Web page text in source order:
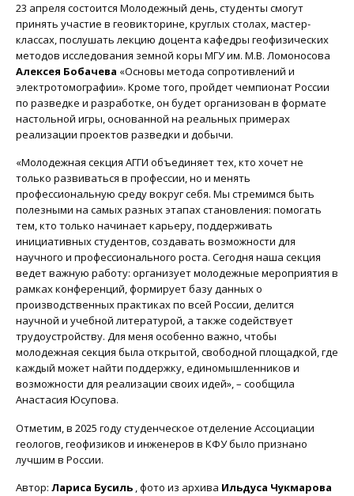
23 апреля состоится Молодежный день, студенты смогут
принять участие в геовикторине, круглых столах, мастер-
классах, послушать лекцию доцента кафедры геофизических
методов исследования земной коры МГУ им. М.В. Ломоносова
Алексея Бобачева «Основы метода сопротивлений и
электротомографии». Кроме того, пройдет чемпионат России
по разведке и разработке, он будет организован в формате
настольной игры, основанной на реальных примерах
реализации проектов разведки и добычи.
«Молодежная секция АГГИ объединяет тех, кто хочет не
только развиваться в профессии, но и менять
профессиональную среду вокруг себя. Мы стремимся быть
полезными на самых разных этапах становления: помогать
тем, кто только начинает карьеру, поддерживать
инициативных студентов, создавать возможности для
научного и профессионального роста. Сегодня наша секция
ведет важную работу: организует молодежные мероприятия в
рамках конференций, формирует базу данных о
производственных практиках по всей России, делится
научной и учебной литературой, а также содействует
трудоустройству. Для меня особенно важно, чтобы
молодежная секция была открытой, свободной площадкой, где
каждый может найти поддержку, единомышленников и
возможности для реализации своих идей», – сообщила
Анастасия Юсупова.
Отметим, в 2025 году студенческое отделение Ассоциации
геологов, геофизиков и инженеров в КФУ было признано
лучшим в России.
Автор: Лариса Бусиль , фото из архива Ильдуса Чукмарова